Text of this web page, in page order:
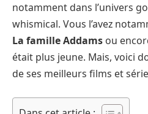
notamment dans l’univers
whismical. Vous l’avez
La famille Addams ou
était plus jeune. Mais, voici
de ses meilleurs films et